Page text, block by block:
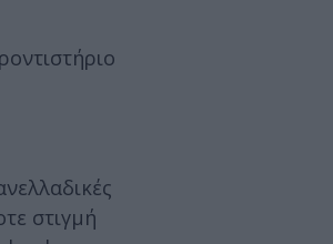
στιγμή